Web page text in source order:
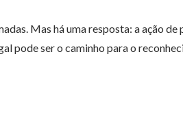
Mas há uma resposta: a ação de
pode ser o caminho para o